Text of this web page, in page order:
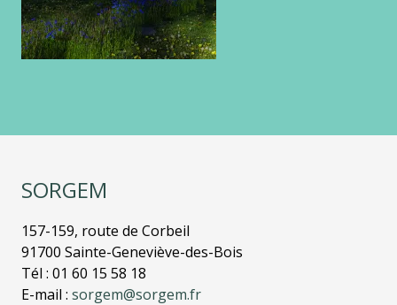
SORGEM
157-159, route de Corbeil
91700 Sainte-Geneviève-des-Bois
Tél : 01 60 15 58 18
E-mail : sorgem@sorgem.fr